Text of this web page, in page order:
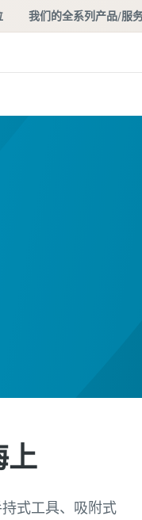
我们的全系列产品/服
上
式工具、吸附式